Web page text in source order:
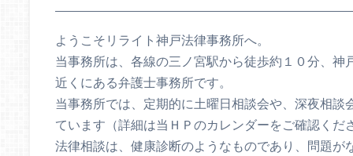
ようこそリライト神戸法律事務所へ。
当事務所は、各線の三ノ宮駅から徒歩約１０分、神
近くにある弁護士事務所です。
当事務所では、定期的に土曜日相談会や、深夜相談
ています（詳細は当ＨＰのカレンダーをご確認くだ
法律相談は、健康診断のようなものであり、問題が